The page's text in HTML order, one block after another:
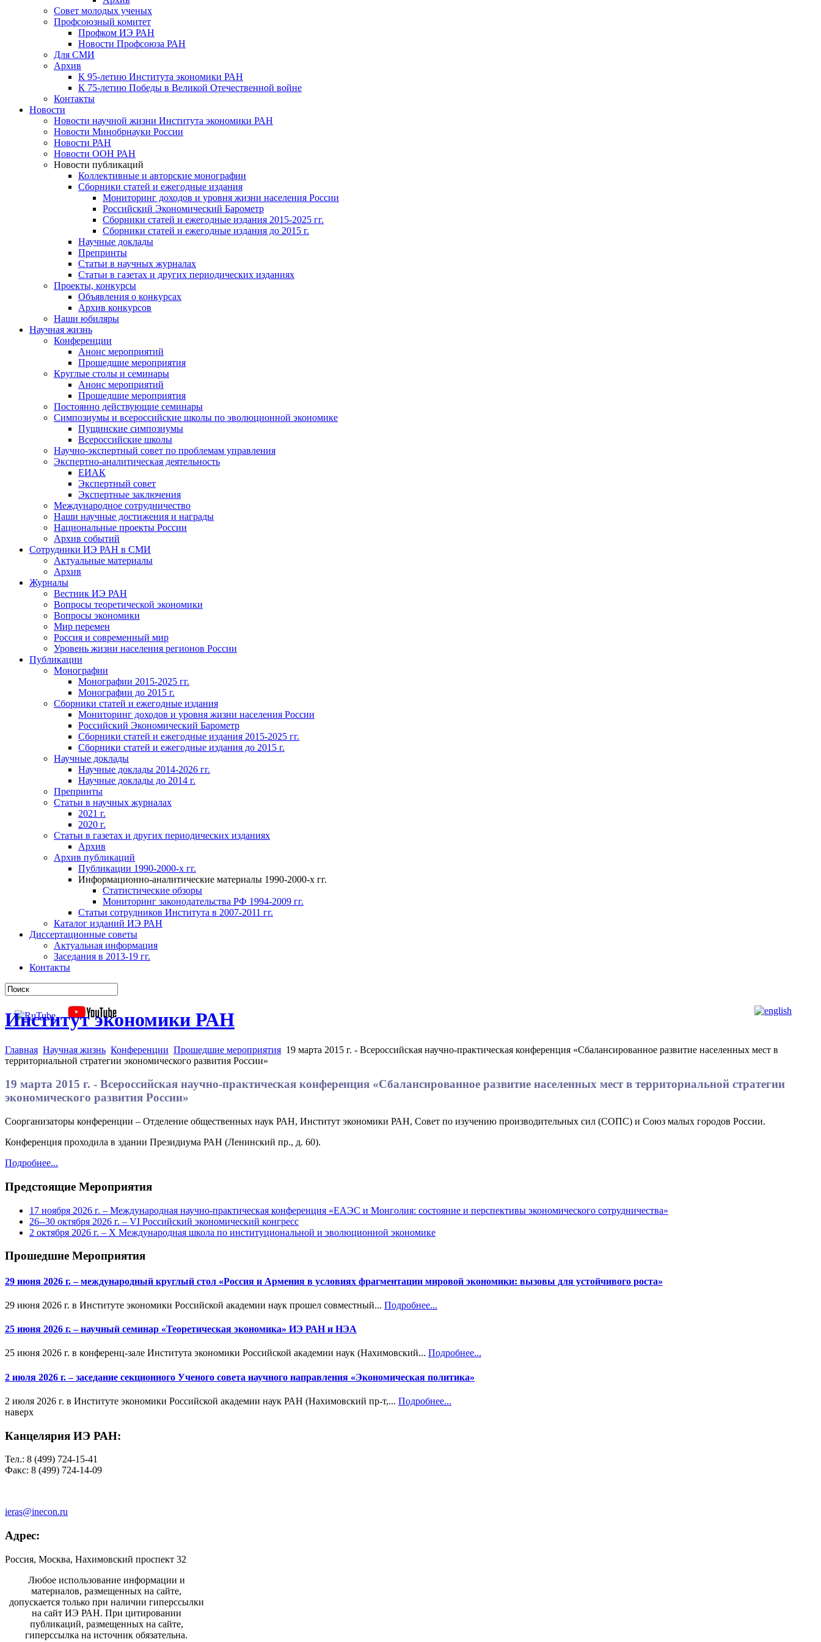
Совет молодых ученых
Профсоюзный комитет
Профком ИЭ РАН
Новости Профсоюза РАН
Для СМИ
Архив
К 95-летию Института экономики РАН
К 75-летию Победы в Великой Отечественной войне
Контакты
Новости
Новости научной жизни Института экономики РАН
Новости Минобрнауки России
Новости РАН
Новости ООН РАН
Новости публикаций
Коллективные и авторские монографии
Сборники статей и ежегодные издания
Мониторинг доходов и уровня жизни населения России
Российский Экономический Барометр
Сборники статей и ежегодные издания 2015-2025 гг.
Сборники статей и ежегодные издания до 2015 г.
Научные доклады
Препринты
Статьи в научных журналах
Статьи в газетах и других периодических изданиях
Проекты, конкурсы
Объявления о конкурсах
Архив конкурсов
Наши юбиляры
Научная жизнь
Конференции
Анонс мероприятий
Прошедшие мероприятия
Круглые столы и семинары
Анонс мероприятий
Прошедшие мероприятия
Постоянно действующие семинары
Симпозиумы и всероссийские школы по эволюционной экономике
Пущинские симпозиумы
Всероссийские школы
Научно-экспертный совет по проблемам управления
Экспертно-аналитическая деятельность
ЕИАК
Экспертный совет
Экспертные заключения
Международное сотрудничество
Наши научные достижения и награды
Национальные проекты России
Архив событий
Сотрудники ИЭ РАН в СМИ
Актуальные материалы
Архив
Журналы
Вестник ИЭ РАН
Вопросы теоретической экономики
Вопросы экономики
Мир перемен
Россия и современный мир
Уровень жизни населения регионов России
Публикации
Монографии
Монографии 2015-2025 гг.
Монографии до 2015 г.
Сборники статей и ежегодные издания
Мониторинг доходов и уровня жизни населения России
Российский Экономический Барометр
Сборники статей и ежегодные издания 2015-2025 гг.
Сборники статей и ежегодные издания до 2015 г.
Научные доклады
Научные доклады 2014-2026 гг.
Научные доклады до 2014 г.
Препринты
Статьи в научных журналах
2021 г.
2020 г.
Статьи в газетах и других периодических изданиях
Архив
Архив публикаций
Публикации 1990-2000-х гг.
Информационно-аналитические материалы 1990-2000-х гг.
Статистические обзоры
Мониторинг законодательства РФ 1994-2009 гг.
Статьи сотрудников Института в 2007-2011 гг.
Каталог изданий ИЭ РАН
Диссертационные советы
Актуальная информация
Заседания в 2013-19 гг.
Контакты
Институт экономики РАН
Главная Научная жизнь Конференции Прошедшие мероприятия 19 марта 2015 г. - Всероссийская научно-практическая конференция «Сбалансированное развитие населенных мест в
территориальной стратегии экономического развития России»
19 марта 2015 г. - Всероссийская научно-практическая конференция «Сбалансированное развитие населенных мест в территориальной стратегии
экономического развития России»
Соорганизаторы конференции – Отделение общественных наук РАН, Институт экономики РАН, Совет по изучению производительных сил (СОПС) и Союз малых городов России.
Конференция проходила в здании Президиума РАН (Ленинский пр., д. 60).
Подробнее...
Предстоящие Мероприятия
17 ноября 2026 г. – Международная научно-практическая конференция «ЕАЭС и Монголия: состояние и перспективы экономического сотрудничества»
26--30 октября 2026 г. – VI Российский экономический конгресс
2 октября 2026 г. – X Международная школа по институциональной и эволюционной экономике
Прошедшие Мероприятия
29 июня 2026 г. – международный круглый стол «Россия и Армения в условиях фрагментации мировой экономики: вызовы для устойчивого роста»
29 июня 2026 г. в Институте экономики Российской академии наук прошел совместный... Подробнее...
25 июня 2026 г. – научный семинар «Теоретическая экономика» ИЭ РАН и НЭА
25 июня 2026 г. в конференц-зале Института экономики Российской академии наук (Нахимовский... Подробнее...
2 июля 2026 г. – заседание секционного Ученого совета научного направления «Экономическая политика»
2 июля 2026 г. в Институте экономики Российской академии наук РАН (Нахимовский пр-т,... Подробнее...
наверх
Канцелярия ИЭ РАН:
Тел.: 8 (499) 724-15-41
Факс: 8 (499) 724-14-09
ieras@inecon.ru
Адрес:
Россия, Москва, Нахимовский проспект 32
Любое использование информации и
материалов, размещенных на сайте,
допускается только при наличии гиперссылки
на сайт ИЭ РАН. При цитировании
публикаций, размещенных на сайте,
гиперссылка на источник обязательна.